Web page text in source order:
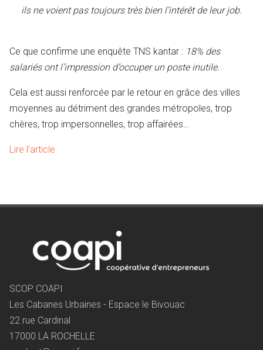
ils ne voient pas toujours très bien l’intérêt de leur job.
Ce que confirme une enquête TNS kantar : 18% des
salariés ont l’impression d’occuper un poste inutile.
Cela est aussi renforcée par le retour en grâce des villes
moyennes au détriment des grandes métropoles, trop
chères, trop impersonnelles, trop affairées…
Lire l’article
SCOP COAPI
Les Cabanes Urbaines - Espace le Bivouac
22 rue Cardinal
17000 LA ROCHELLE